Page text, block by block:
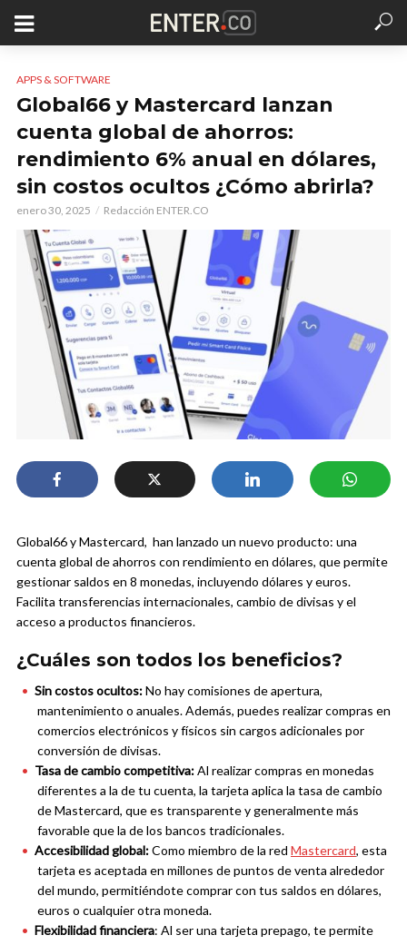
APPS & SOFTWARE
Global66 y Mastercard lanzan
cuenta global de ahorros:
rendimiento 6% anual en dólares,
sin costos ocultos ¿Cómo abrirla?
enero 30, 2025 Redacción ENTER.CO
Global66 y Mastercard, han lanzado un nuevo producto: una
cuenta global de ahorros con rendimiento en dólares, que permite
gestionar saldos en 8 monedas, incluyendo dólares y euros.
Facilita transferencias internacionales, cambio de divisas y el
acceso a productos financieros.
¿Cuáles son todos los beneficios?
Sin costos ocultos:No hay comisiones de apertura,
mantenimiento o anuales. Además, puedes realizar compras en
comercios electrónicos y físicos sin cargos adicionales por
conversión de divisas.
Tasa de cambio competitiva:Al realizar compras en monedas
diferentes a la de tu cuenta, la tarjeta aplica la tasa de cambio
de Mastercard, que es transparente y generalmente más
favorable que la de los bancos tradicionales.
Accesibilidad global:Como miembro de la red Mastercard, esta
tarjeta es aceptada en millones de puntos de venta alrededor
del mundo, permitiéndote comprar con tus saldos en dólares,
euros o cualquier otra moneda.
Flexibilidad financiera: Al ser una tarjeta prepago, te permite